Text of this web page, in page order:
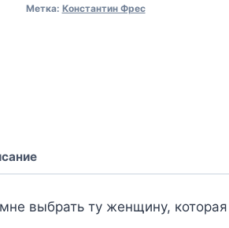
Метка: Константин Фрес
выбрать ту женщину,